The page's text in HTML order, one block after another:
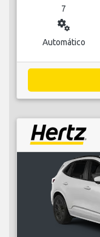
7
miscellaneous_services
Automático